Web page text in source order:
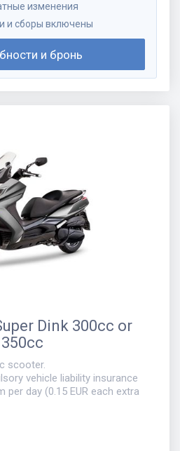
изменения
и сборы включены
и бронь
Dink 300cc or
scooter.
vehicle liability insurance
per day (0.15 EUR each extra